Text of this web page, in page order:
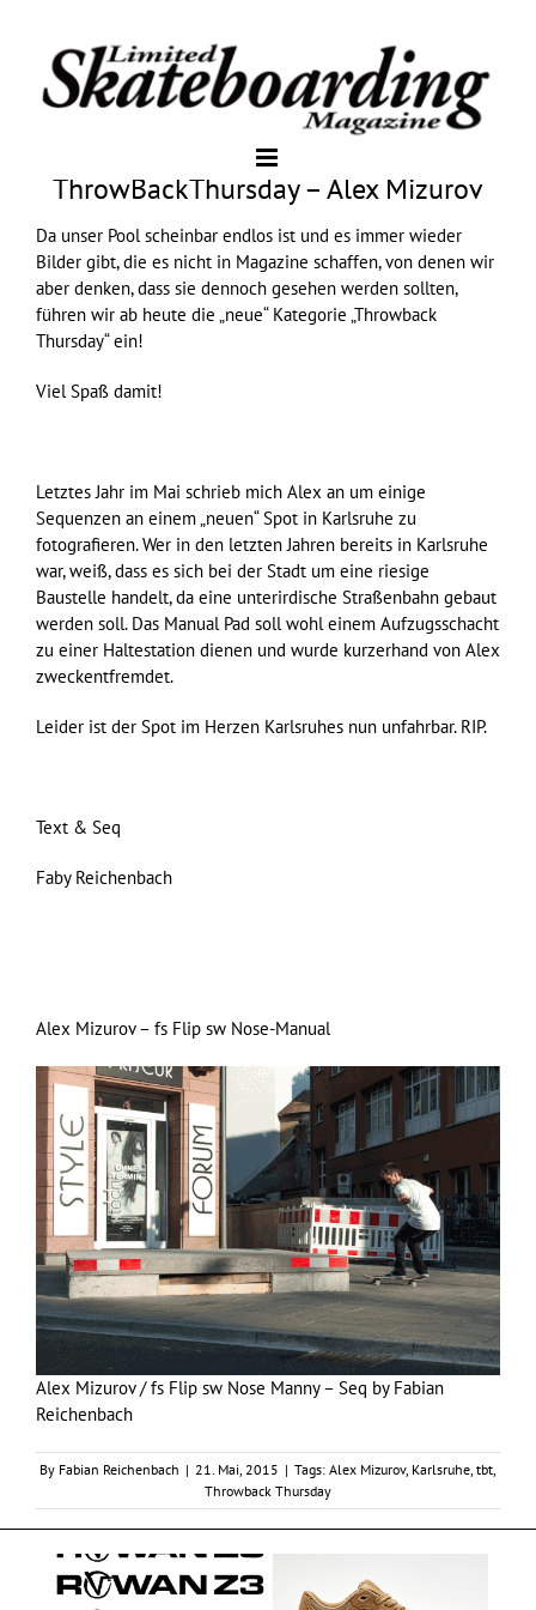
ThrowBackThursday – Alex Mizurov
Da unser Pool scheinbar endlos ist und es immer wieder
Bilder gibt, die es nicht in Magazine schaffen, von denen wir
aber denken, dass sie dennoch gesehen werden sollten,
führen wir ab heute die „neue“ Kategorie „Throwback
Thursday“ ein!
Viel Spaß damit!
Letztes Jahr im Mai schrieb mich Alex an um einige
Sequenzen an einem „neuen“ Spot in Karlsruhe zu
fotografieren. Wer in den letzten Jahren bereits in Karlsruhe
war, weiß, dass es sich bei der Stadt um eine riesige
Baustelle handelt, da eine unterirdische Straßenbahn gebaut
werden soll. Das Manual Pad soll wohl einem Aufzugsschacht
zu einer Haltestation dienen und wurde kurzerhand von Alex
zweckentfremdet.
Leider ist der Spot im Herzen Karlsruhes nun unfahrbar. RIP.
Text & Seq
Faby Reichenbach
Alex Mizurov – fs Flip sw Nose-Manual
Alex Mizurov / fs Flip sw Nose Manny – Seq by Fabian
Reichenbach
By Fabian Reichenbach | 21. Mai, 2015 | Tags: Alex Mizurov, Karlsruhe tbt
Throwback Thursday